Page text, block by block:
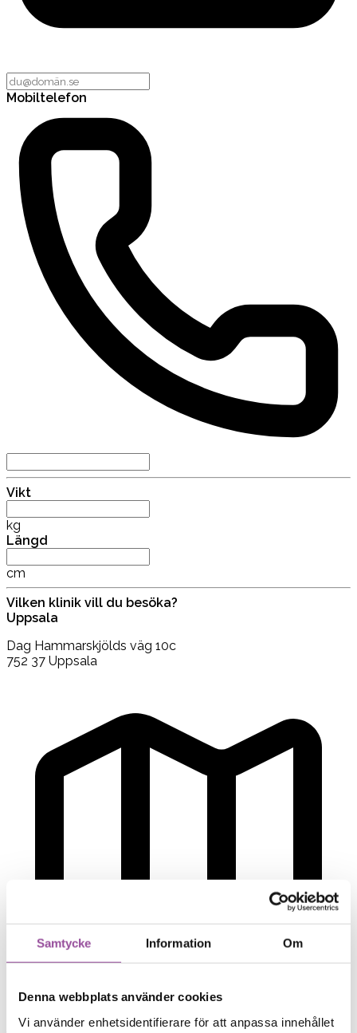
Samtycke Information Om
Denna webbplats använder cookies
Vi använder enhetsidentifierare för att anpassa innehållet